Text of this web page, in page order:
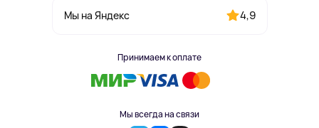
Мы на Яндекс 4,9
Принимаем к оплате
Мы всегда на связи